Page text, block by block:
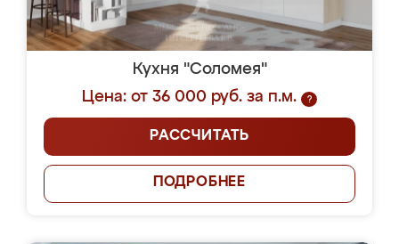
Кухня "Соломея"
Цена: от 36 000 руб. за п.м.
?
РАССЧИТАТЬ
ПОДРОБНЕЕ